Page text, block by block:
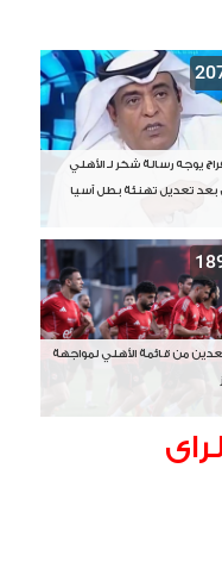
يوجه رسالة شكر لـ الأهلي
بعد تعديل تهنئة بطل آسيا
من قائمة الأهلي لمواجهة